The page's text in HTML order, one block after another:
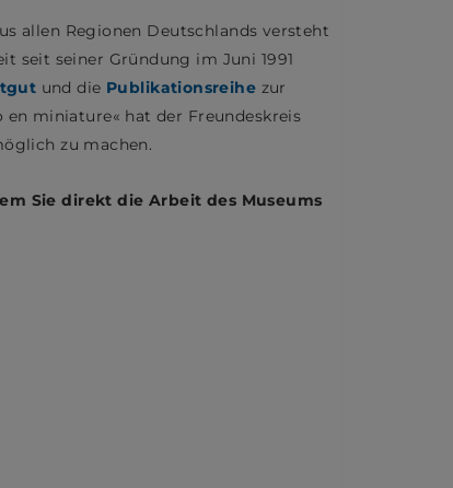
allen Regionen Deutschlands versteht
seit seiner Gründung im Juni 1991
und die Publikationsreihe zur
miniature« hat der Freundeskreis
zu machen.
Sie direkt die Arbeit des Museums